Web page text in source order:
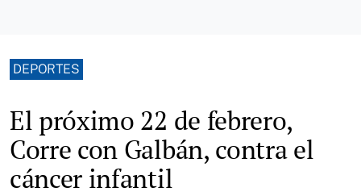
DEPORTES
El próximo 22 de febrero,
Corre con Galbán, contra el
cáncer infantil